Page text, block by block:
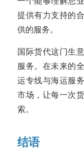
提供有力支持的
供的服务。
国际货代这门生
服务。在未来的
运专线与海运服
市场，让每一次
索。
结语